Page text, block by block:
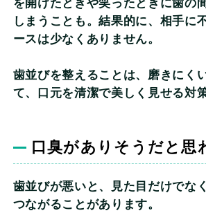
しまうことも。結果的に、相手に
ースは少なくありません。
歯並びを整えることは、磨きにく
て、口元を清潔で美しく見せる対
口臭がありそうだと思
歯並びが悪いと、見た目だけでな
つながることがあります。